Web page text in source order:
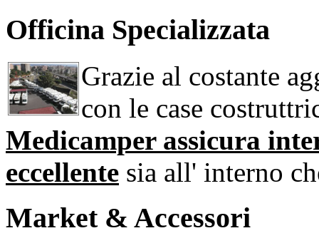
Officina Specializzata
Grazie al costante
con le case
Medicamper assicura
eccellente sia all' interno
Market & Accessori